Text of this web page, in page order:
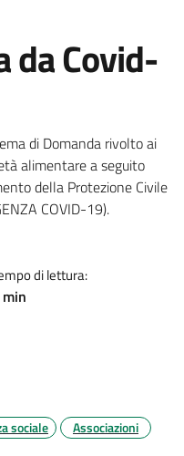
da Covid-
di Domanda rivolto ai
alimentare a seguito
della Protezione Civile
COVID-19).
di lettura:
sociale Associazioni